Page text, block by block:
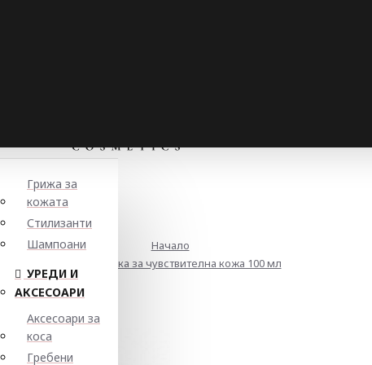
Грижа за
кожата
Стилизанти
Шампоани
УРЕДИ И
АКСЕСОАРИ
Аксесоари за
коса
Гребени
Начало
Кола маска за чувствителна кожа 100 мл